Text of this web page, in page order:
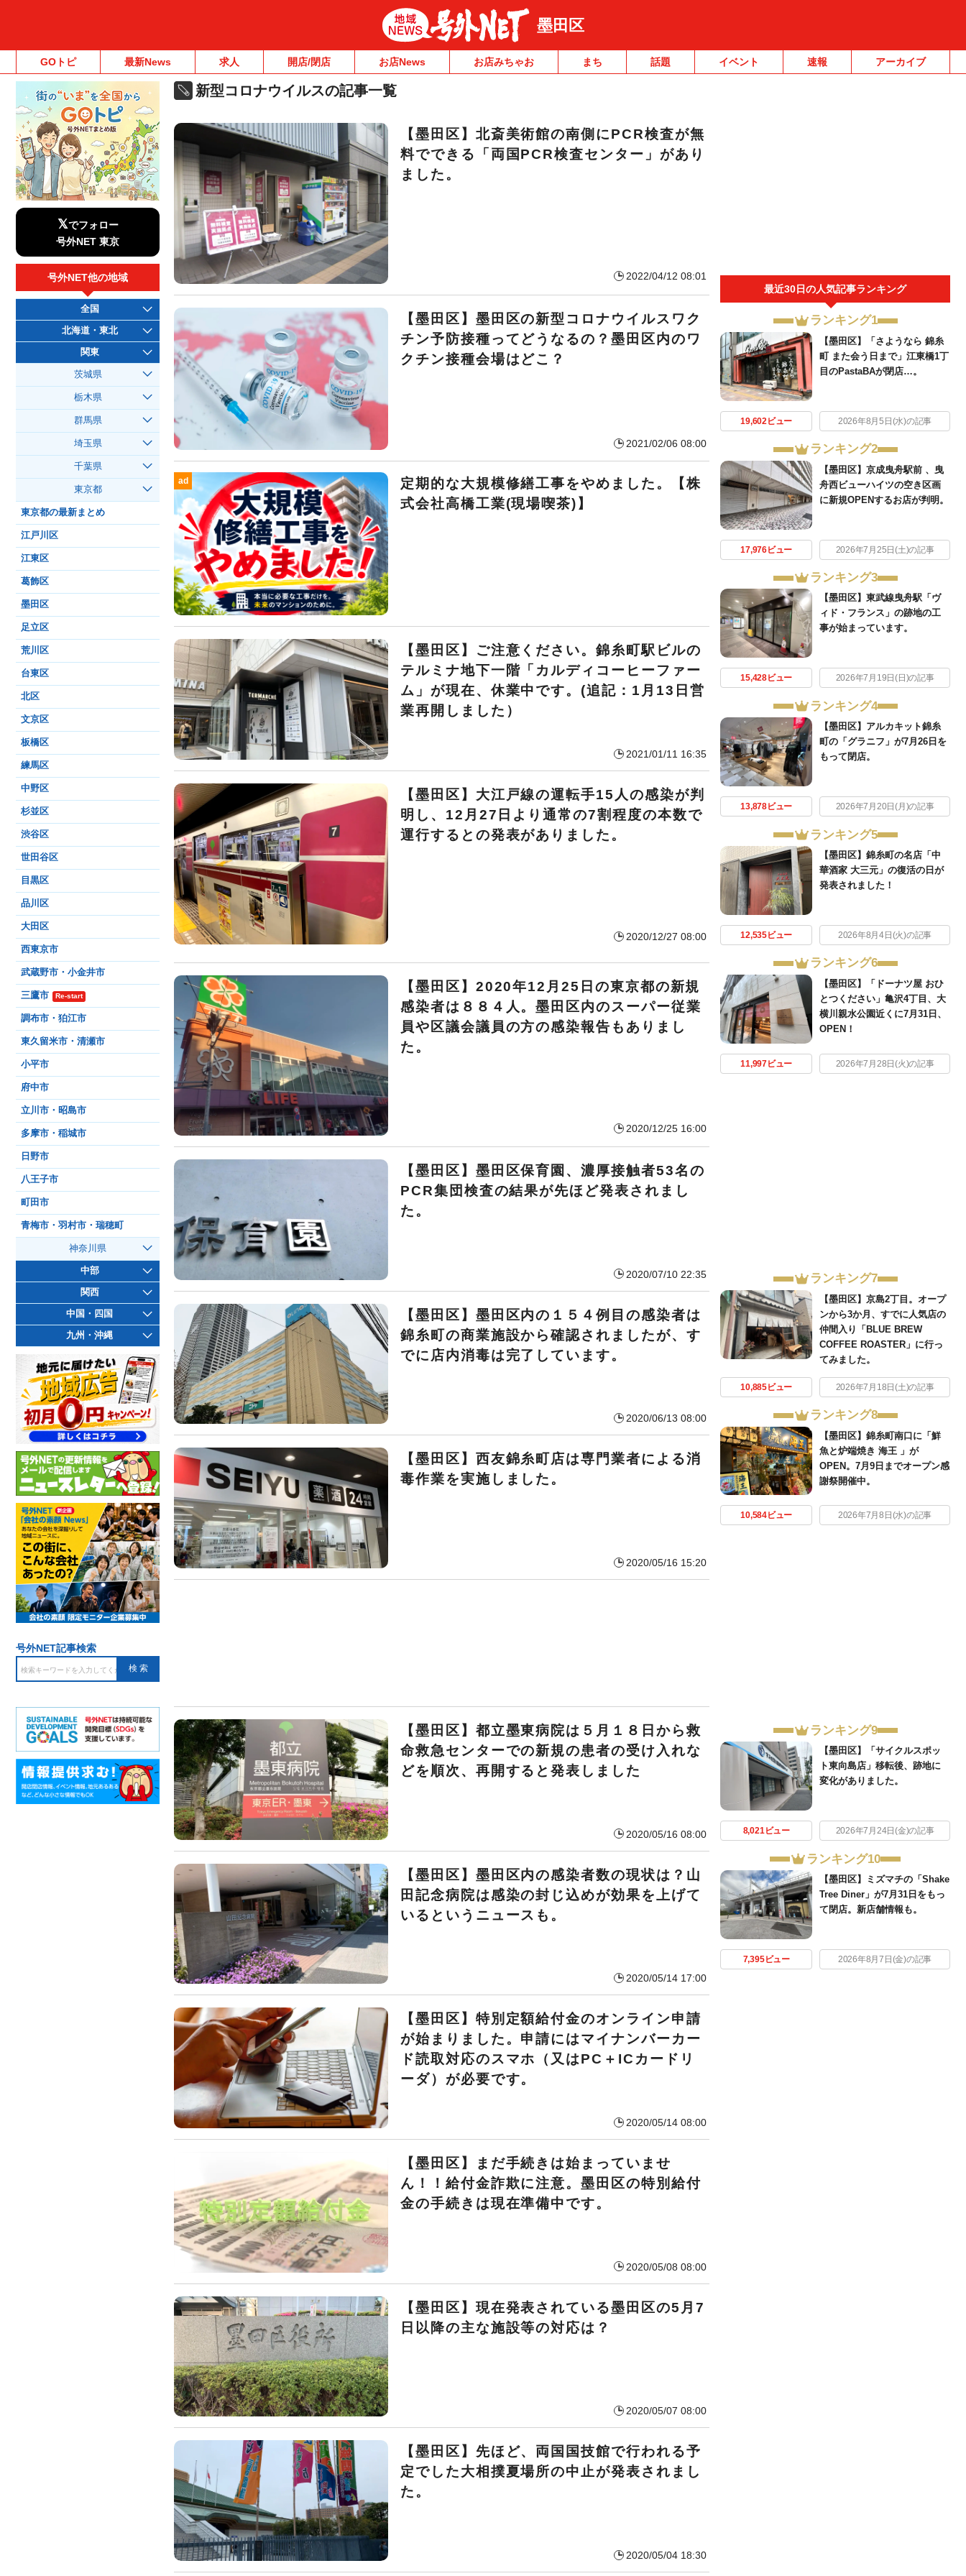
墨田区
GOトピ 最新News 求人 開店/閉店 お店News お店みちゃお まち 話題 イベント 速報 アーカイブ
新型コロナウイルスの記事一覧
【墨田区】北斎美術館の南側にPCR検査が無
料でできる「両国PCR検査センター」があり
ました。
2022/04/12 08:01
【墨田区】墨田区の新型コロナウイルスワク
チン予防接種ってどうなるの？墨田区内のワ
クチン接種会場はどこ？
2021/02/06 08:00
ad
定期的な大規模修繕工事をやめました。【株
式会社高橋工業(現場喫茶)】
【墨田区】ご注意ください。錦糸町駅ビルの
テルミナ地下一階「カルディコーヒーファー
ム」が現在、休業中です。(追記：1月13日営
業再開しました）
2021/01/11 16:35
【墨田区】大江戸線の運転手15人の感染が判
明し、12月27日より通常の7割程度の本数で
運行するとの発表がありました。
2020/12/27 08:00
【墨田区】2020年12月25日の東京都の新規
感染者は８８４人。墨田区内のスーパー従業
員や区議会議員の方の感染報告もありまし
た。
2020/12/25 16:00
【墨田区】墨田区保育園、濃厚接触者53名の
PCR集団検査の結果が先ほど発表されまし
た。
2020/07/10 22:35
【墨田区】墨田区内の１５４例目の感染者は
錦糸町の商業施設から確認されましたが、す
でに店内消毒は完了しています。
2020/06/13 08:00
【墨田区】西友錦糸町店は専門業者による消
毒作業を実施しました。
2020/05/16 15:20
【墨田区】都立墨東病院は５月１８日から救
命救急センターでの新規の患者の受け入れな
どを順次、再開すると発表しました
2020/05/16 08:00
【墨田区】墨田区内の感染者数の現状は？山
田記念病院は感染の封じ込めが効果を上げて
いるというニュースも。
2020/05/14 17:00
【墨田区】特別定額給付金のオンライン申請
が始まりました。申請にはマイナンバーカー
ド読取対応のスマホ（又はPC＋ICカードリ
ーダ）が必要です。
2020/05/14 08:00
【墨田区】まだ手続きは始まっていませ
ん！！給付金詐欺に注意。墨田区の特別給付
金の手続きは現在準備中です。
2020/05/08 08:00
【墨田区】現在発表されている墨田区の5月7
日以降の主な施設等の対応は？
2020/05/07 08:00
【墨田区】先ほど、両国国技館で行われる予
定でした大相撲夏場所の中止が発表されまし
た。
2020/05/04 18:30
最近30日の人気記事ランキング
ランキング1
【墨田区】「さようなら 錦糸
町 また会う日まで」江東橋1丁
目のPastaBAが閉店…。
19,602ビュー 2026年8月5日(水)の記事
ランキング2
【墨田区】京成曳舟駅前 、曳
舟西ビューハイツの空き区画
に新規OPENするお店が判明。
17,976ビュー 2026年7月25日(土)の記事
ランキング3
【墨田区】東武線曳舟駅「ヴ
ィド・フランス」の跡地の工
事が始まっています。
15,428ビュー 2026年7月19日(日)の記事
ランキング4
【墨田区】アルカキット錦糸
町の「グラニフ」が7月26日を
もって閉店。
13,878ビュー 2026年7月20日(月)の記事
ランキング5
【墨田区】錦糸町の名店「中
華酒家 大三元」の復活の日が
発表されました！
12,535ビュー 2026年8月4日(火)の記事
ランキング6
【墨田区】「ドーナツ屋 おひ
とつください」亀沢4丁目、大
横川親水公園近くに7月31日、
OPEN！
11,997ビュー 2026年7月28日(火)の記事
ランキング7
【墨田区】京島2丁目。オープ
ンから3か月、すでに人気店の
仲間入り「BLUE BREW
COFFEE ROASTER」に行っ
てみました。
10,885ビュー 2026年7月18日(土)の記事
ランキング8
【墨田区】錦糸町南口に「鮮
魚と炉端焼き 海王 」が
OPEN。7月9日までオープン感
謝祭開催中。
10,584ビュー 2026年7月8日(水)の記事
ランキング9
【墨田区】「サイクルスポッ
ト東向島店」移転後、跡地に
変化がありました。
8,021ビュー 2026年7月24日(金)の記事
ランキング10
【墨田区】ミズマチの「Shake
Tree Diner」が7月31日をもっ
て閉店。新店舗情報も。
7,395ビュー 2026年8月7日(金)の記事
𝕏でフォロー
号外NET 東京
号外NET他の地域
全国
北海道・東北
関東
茨城県
栃木県
群馬県
埼玉県
千葉県
東京都
東京都の最新まとめ
江戸川区
江東区
葛飾区
墨田区
足立区
荒川区
台東区
北区
文京区
板橋区
練馬区
中野区
杉並区
渋谷区
世田谷区
目黒区
品川区
大田区
西東京市
武蔵野市・小金井市
三鷹市 Re-start
調布市・狛江市
東久留米市・清瀬市
小平市
府中市
立川市・昭島市
多摩市・稲城市
日野市
八王子市
町田市
青梅市・羽村市・瑞穂町
神奈川県
中部
関西
中国・四国
九州・沖縄
号外NET記事検索